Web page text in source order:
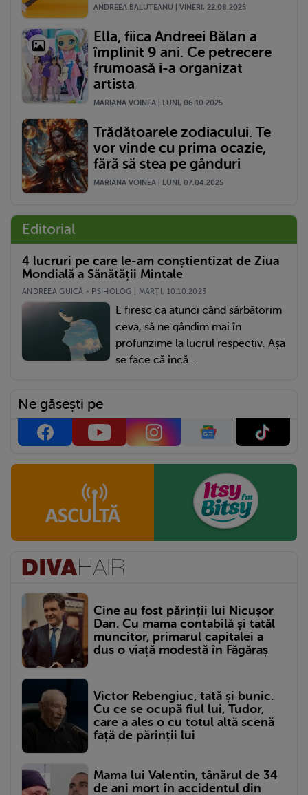
ANDREEA BALUTEANU | VINERI, 22.08.2025
Ella, fiica Andreei Bălan a
împlinit 9 ani. Ce petrecere
frumoasă i-a organizat
artista
MARIANA VOINEA | LUNI, 06.10.2025
Trădătoarele zodiacului. Te
vor vinde cu prima ocazie,
fără să stea pe gânduri
MARIANA VOINEA | LUNI, 07.04.2025
Editorial
4 lucruri pe care le-am conștientizat de Ziua
Mondială a Sănătății Mintale
ANDREEA GUICĂ - PSIHOLOG | MARŢI, 10.10.2023
E firesc ca atunci când sărbătorim
ceva, să ne gândim mai în
profunzime la lucrul respectiv. Așa
se face că încă...
Ne găsești pe
Cine au fost părinții lui Nicușor
Dan. Cu mama contabilă și tatăl
muncitor, primarul capitalei a
dus o viață modestă în Făgăraș
Victor Rebengiuc, tată și bunic.
Cu ce se ocupă fiul lui, Tudor,
care a ales o cu totul altă scenă
față de părinții lui
Mama lui Valentin, tânărul de 34
de ani mort în accidentul din